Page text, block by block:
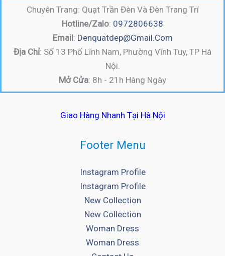
Chuyên Trang: Quạt Trần Đèn Và Đèn Trang Trí
Hotline/Zalo: 0972806638
Email: Denquatdep@gmail.com
Địa Chỉ: Số 13 Phố Lĩnh Nam, Phường Vĩnh Tuy, TP Hà
Nội.
Mở Cửa: 8h - 21h Hàng Ngày
Giao Hàng Nhanh Tại Hà Nội
Footer Menu
Instagram Profile
Instagram Profile
New Collection
New Collection
Woman Dress
Woman Dress